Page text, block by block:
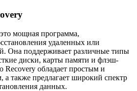
мощная программа,
удаленных или
Она поддерживает различные типы
диски, карты памяти и флэш-
Recovery обладает простым и
также предлагает широкий спектр
данных.